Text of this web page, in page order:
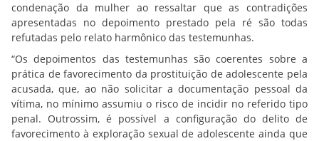
condenação da mulher ao ressaltar que as contradições
apresentadas no depoimento prestado pela ré são todas
refutadas pelo relato harmônico das testemunhas.
“Os depoimentos das testemunhas são coerentes sobre a
prática de favorecimento da prostituição de adolescente pela
acusada, que, ao não solicitar a documentação pessoal da
vítima, no mínimo assumiu o risco de incidir no referido tipo
penal. Outrossim, é possível a configuração do delito de
favorecimento à exploração sexual de adolescente ainda que